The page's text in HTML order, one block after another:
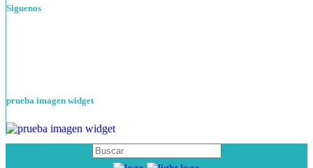
Siguenos
prueba imagen widget